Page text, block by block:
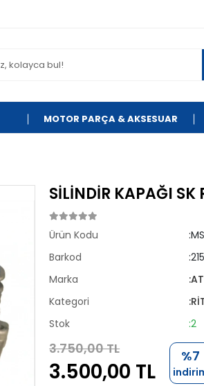
MOTOR PARÇA & AKSESUAR
SİLİNDİR KAPAĞI
Ürün Kodu
Barkod
Marka
Kategori
Stok
:2
3.750,00 TL
3.500,00 TL
%7